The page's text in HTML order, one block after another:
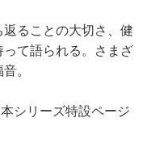
返ることの大切さ、健
て語られる。さまざ
。
シリーズ特設ページ